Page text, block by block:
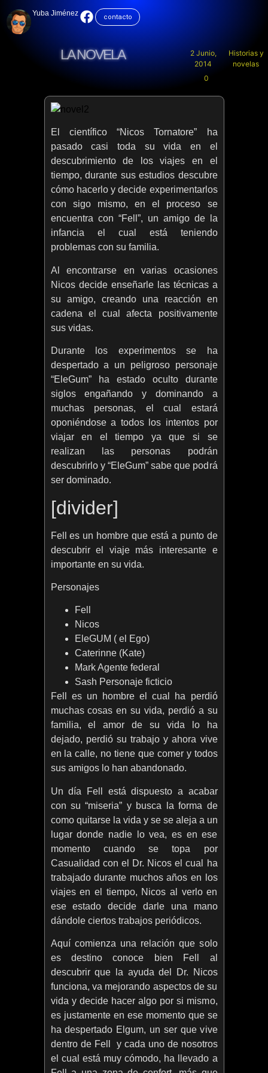
Yuba Jiménez contacto
LA NOVELA
2 Junio,
2014
0
Historias y
novelas
El científico “Nicos Tornatore” ha
pasado casi toda su vida en el
descubrimiento de los viajes en el
tiempo, durante sus estudios descubre
cómo hacerlo y decide experimentarlos
con sigo mismo, en el proceso se
encuentra con “Fell”, un amigo de la
infancia el cual está teniendo
problemas con su familia.
Al encontrarse en varias ocasiones
Nicos decide enseñarle las técnicas a
su amigo, creando una reacción en
cadena el cual afecta positivamente
sus vidas.
Durante los experimentos se ha
despertado a un peligroso personaje
“EleGum” ha estado oculto durante
siglos engañando y dominando a
muchas personas, el cual estará
oponiéndose a todos los intentos por
viajar en el tiempo ya que si se
realizan las personas podrán
descubrirlo y “EleGum” sabe que podrá
ser dominado.
[divider]
Fell es un hombre que está a punto de
descubrir el viaje más interesante e
importante en su vida.
Personajes
Fell
Nicos
EleGUM ( el Ego)
Caterinne (Kate)
Mark Agente federal
Sash Personaje ficticio
Fell es un hombre el cual ha perdió
muchas cosas en su vida, perdió a su
familia, el amor de su vida lo ha
dejado, perdió su trabajo y ahora vive
en la calle, no tiene que comer y todos
sus amigos lo han abandonado.
Un día Fell está dispuesto a acabar
con su “miseria” y busca la forma de
como quitarse la vida y se se aleja a un
lugar donde nadie lo vea, es en ese
momento cuando se topa por
Casualidad con el Dr. Nicos el cual ha
trabajado durante muchos años en los
viajes en el tiempo, Nicos al verlo en
ese estado decide darle una mano
dándole ciertos trabajos periódicos.
Aquí comienza una relación que solo
es destino conoce bien Fell al
descubrir que la ayuda del Dr. Nicos
funciona, va mejorando aspectos de su
vida y decide hacer algo por si mismo,
es justamente en ese momento que se
ha despertado Elgum, un ser que vive
dentro de Fell y cada uno de nosotros
el cual está muy cómodo, ha llevado a